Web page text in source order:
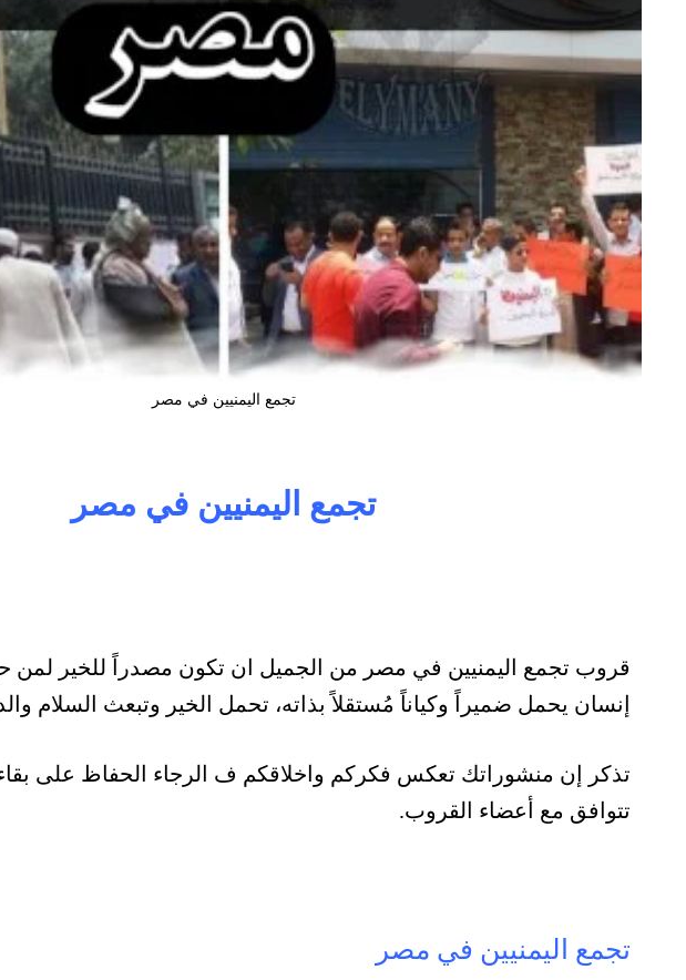
تجمع اليمنيين في مصر
تجمع اليمنيين في مصر
قروب تجمع اليمنيين في مصر من الجميل ان تكون مصدراً للخير لمن
إنسان يحمل ضميراً وكياناً مُستقلاً بذاته، تحمل الخير وتبعث السلام
تذكر إن منشوراتك تعكس فكركم واخلاقكم ف الرجاء الحفاظ على بقاء
تتوافق مع أعضاء القروب.
تجمع اليمنيين في مصر